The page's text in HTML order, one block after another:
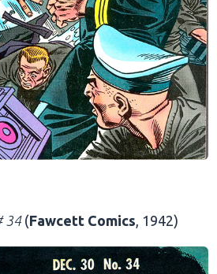
34(Fawcett Comics, 1942)